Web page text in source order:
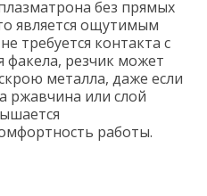
без прямых
является ощутимым
требуется контакта с
факела, резчик может
металла, даже если
ржавчина или слой
работы.